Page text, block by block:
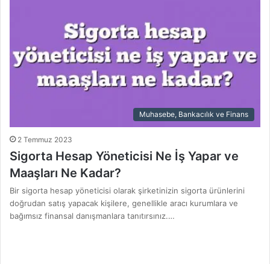
Muhasebe, Bankacılık ve Finans
2 Temmuz 2023
Sigorta Hesap Yöneticisi Ne İş Yapar ve
Maaşları Ne Kadar?
Bir sigorta hesap yöneticisi olarak şirketinizin sigorta ürünlerini
doğrudan satış yapacak kişilere, genellikle aracı kurumlara ve
bağımsız finansal danışmanlara tanıtırsınız.…